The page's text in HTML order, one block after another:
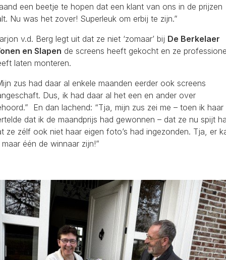
een beetje te hopen dat een klant van ons in de prijzen
Nu was het zover! Superleuk om erbij te zijn.”
v.d. Berg legt uit dat ze niet ‘zomaar’ bij De Berkelaer
en Slapen de screens heeft gekocht en ze
laten monteren.
zus had daar al enkele maanden eerder ook screens
Dus, ik had daar al het een en ander over
En dan lachend: “Tja, mijn zus zei me – toen ik haar
dat ik de maandprijs had gewonnen – dat ze nu spijt
ze zélf ook niet haar eigen foto’s had ingezonden. Tja, er
maar één de winnaar zijn!”